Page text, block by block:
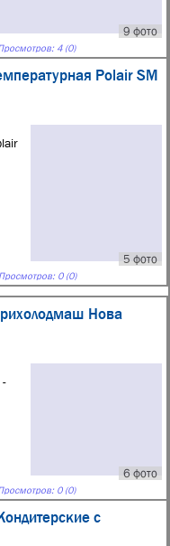
9 фото
4 (0)
Polair SM
5 фото
Просмотров: 0 (0)
Нова
6 фото
-
0 (0)
с